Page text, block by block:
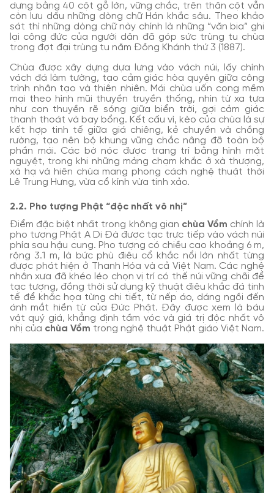
dựng bằng 40 cột gỗ lớn, vững chắc, trên thân cột vẫn
còn lưu dấu những dòng chữ Hán khắc sâu. Theo khảo
sát thì những dòng chữ này chính là những “văn bia” ghi
lại công đức của người dân đã góp sức trùng tu chùa
trong đợt đại trùng tu năm Đồng Khánh thứ 3 (1887).
Chùa được xây dựng dựa lưng vào vách núi, lấy chính
vách đá làm tường, tạo cảm giác hòa quyện giữa công
trình nhân tạo và thiên nhiên. Mái chùa uốn cong mềm
mại theo hình mũi thuyền truyền thống, nhìn từ xa tựa
như con thuyền rẽ sóng giữa biển trời, gợi cảm giác
thanh thoát và bay bổng. Kết cấu vì, kèo của chùa là sự
kết hợp tinh tế giữa giá chiêng, kẻ chuyền và chồng
rường, tạo nên bộ khung vững chắc nâng đỡ toàn bộ
phần mái. Các bờ nóc được trang trí bằng hình mặt
nguyệt, trong khi những mảng chạm khắc ở xà thượng,
xà hạ và hiên chùa mang phong cách nghệ thuật thời
Lê Trung Hưng, vừa cổ kính vừa tinh xảo.
2.2. Pho tượng Phật “độc nhất vô nhị”
Điểm đặc biệt nhất trong không gian chùa Vồm chính là
pho tượng Phật A Di Đà được tạc trực tiếp vào vách núi
phía sau hậu cung. Pho tượng có chiều cao khoảng 6 m,
rộng 3.1 m, là bức phù điêu cổ khắc nổi lớn nhất từng
được phát hiện ở Thanh Hóa và cả Việt Nam. Các nghệ
nhân xưa đã khéo léo chọn vị trí có thế núi vững chãi để
tạc tượng, đồng thời sử dụng kỹ thuật điêu khắc đá tinh
tế để khắc họa từng chi tiết, từ nếp áo, dáng ngồi đến
ánh mắt hiền từ của Đức Phật. Đây được xem là báu
vật quý giá, khẳng định tầm vóc và giá trị độc nhất vô
nhị của chùa Vồm trong nghệ thuật Phật giáo Việt Nam.